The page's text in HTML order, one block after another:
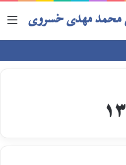
مهدی خسروی